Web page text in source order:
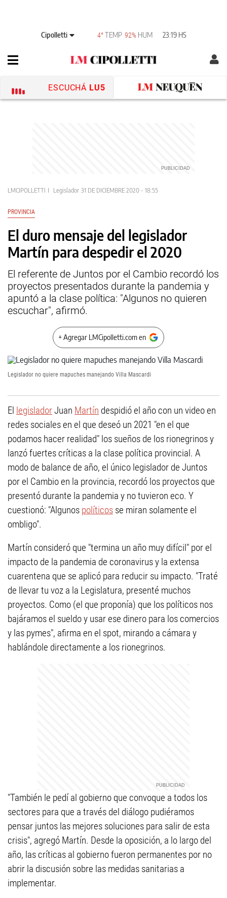
Cipolletti 4° TEMP 92% HUM 23:19 HS
ESCUCHÁ LU5
LMCIPOLLETTI Legislador 31 DE DICIEMBRE 2020 - 18:55
PROVINCIA
El duro mensaje del legislador
Martín para despedir el 2020
El referente de Juntos por el Cambio recordó los
proyectos presentados durante la pandemia y
apuntó a la clase política: "Algunos no quieren
escuchar", afirmó.
+ Agregar LMCipolletti.com en
Legislador no quiere mapuches manejando Villa Mascardi
El legisladorJuan Martín despidió el año con un video en
redes sociales en el que deseó un 2021 "en el que
podamos hacer realidad" los sueños de los rionegrinos y
lanzó fuertes críticas a la clase política provincial. A
modo de balance de año, el único legislador de Juntos
por el Cambio en la provincia, recordó los proyectos que
presentó durante la pandemia y no tuvieron eco. Y
cuestionó: "Algunos políticos se miran solamente el
ombligo".
Martín consideró que "termina un año muy difícil" por el
impacto de la pandemia de coronavirus y la extensa
cuarentena que se aplicó para reducir su impacto. "Traté
de llevar tu voz a la Legislatura, presenté muchos
proyectos. Como (el que proponía) que los políticos nos
bajáramos el sueldo y usar ese dinero para los comercios
y las pymes", afirma en el spot, mirando a cámara y
hablándole directamente a los rionegrinos.
"También le pedí al gobierno que convoque a todos los
sectores para que a través del diálogo pudiéramos
pensar juntos las mejores soluciones para salir de esta
crisis", agregó Martín. Desde la oposición, a lo largo del
año, las críticas al gobierno fueron permanentes por no
abrir la discusión sobre las medidas sanitarias a
implementar.